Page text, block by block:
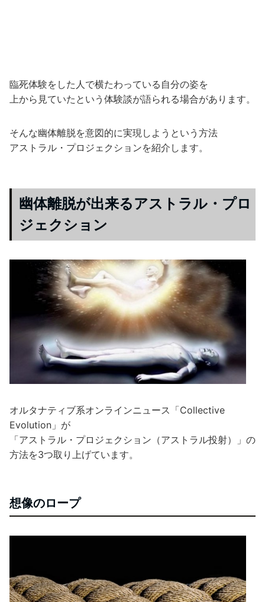
臨死体験をした人で横たわっている自分の姿を
上から見ていたという体験談が語られる場合があります。
そんな幽体離脱を意図的に実現しようという方法
アストラル・プロジェクションを紹介します。
幽体離脱が出来るアストラル・プロ
ジェクション
オルタナティブ系オンラインニュース「Collective
Evolution」が
「アストラル・プロジェクション（アストラル投射）」の
方法を3つ取り上げています。
想像のロープ